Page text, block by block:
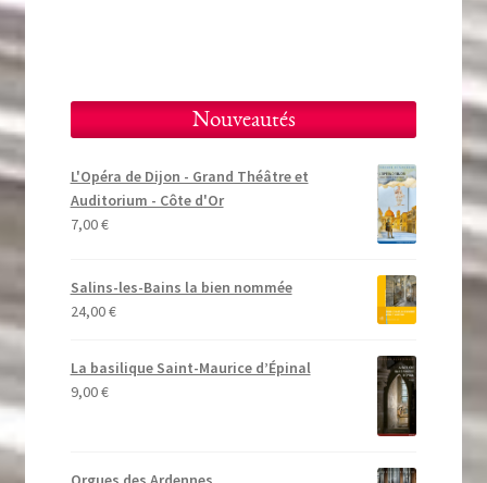
Nouveautés
L'Opéra de Dijon - Grand Théâtre et
Auditorium - Côte d'Or
7,00€
Salins-les-Bains la bien nommée
24,00€
La basilique Saint-Maurice d’Épinal
9,00€